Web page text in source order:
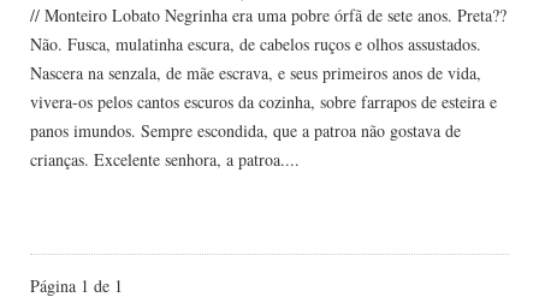
// Monteiro Lobato Negrinha era uma pobre órfã de sete anos. Preta??
Não. Fusca, mulatinha escura, de cabelos ruços e olhos assustados.
Nascera na senzala, de mãe escrava, e seus primeiros anos de vida,
vivera-os pelos cantos escuros da cozinha, sobre farrapos de esteira e
panos imundos. Sempre escondida, que a patroa não gostava de
crianças. Excelente senhora, a patroa....
Página 1 de 1